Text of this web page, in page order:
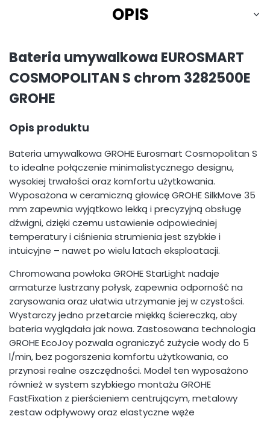
OPIS
Bateria umywalkowa EUROSMART
COSMOPOLITAN S chrom 3282500E
GROHE
Opis produktu
Bateria umywalkowa GROHE Eurosmart Cosmopolitan S
to idealne połączenie minimalistycznego designu,
wysokiej trwałości oraz komfortu użytkowania.
Wyposażona w ceramiczną głowicę GROHE SilkMove 35
mm zapewnia wyjątkowo lekką i precyzyjną obsługę
dźwigni, dzięki czemu ustawienie odpowiedniej
temperatury i ciśnienia strumienia jest szybkie i
intuicyjne – nawet po wielu latach eksploatacji.
Chromowana powłoka GROHE StarLight nadaje
armaturze lustrzany połysk, zapewnia odporność na
zarysowania oraz ułatwia utrzymanie jej w czystości.
Wystarczy jedno przetarcie miękką ściereczką, aby
bateria wyglądała jak nowa. Zastosowana technologia
GROHE EcoJoy pozwala ograniczyć zużycie wody do 5
l/min, bez pogorszenia komfortu użytkowania, co
przynosi realne oszczędności. Model ten wyposażono
również w system szybkiego montażu GROHE
FastFixation z pierścieniem centrującym, metalowy
zestaw odpływowy oraz elastyczne węże